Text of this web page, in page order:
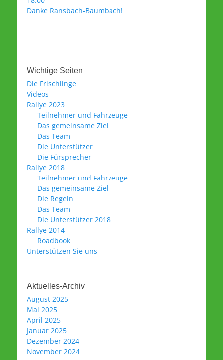
Danke Ransbach-Baumbach!
Wichtige Seiten
Die Frischlinge
Videos
Rallye 2023
Teilnehmer und Fahrzeuge
Das gemeinsame Ziel
Das Team
Die Unterstützer
Die Fürsprecher
Rallye 2018
Teilnehmer und Fahrzeuge
Das gemeinsame Ziel
Die Regeln
Das Team
Die Unterstützer 2018
Rallye 2014
Roadbook
Unterstützen Sie uns
Aktuelles-Archiv
August 2025
Mai 2025
April 2025
Januar 2025
Dezember 2024
November 2024